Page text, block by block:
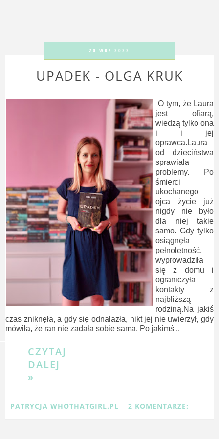
20 WRZ 2022
UPADEK - OLGA KRUK
O tym, że Laura
jest ofiarą,
wiedzą tylko ona
i i jej
oprawca.Laura
od dzieciństwa
sprawiała
problemy. Po
śmierci
ukochanego
ojca życie już
nigdy nie było
dla niej takie
samo. Gdy tylko
osiągnęła
pełnoletność,
wyprowadziła
się z domu i
ograniczyła
kontakty z
najbliższą
rodziną.Na jakiś
czas zniknęła, a gdy się odnalazła, nikt jej nie uwierzył, gdy
mówiła, że ran nie zadała sobie sama. Po jakimś...
CZYTAJ
DALEJ
»
PATRYCJA WHOTHATGIRL.PL 2 KOMENTARZE: